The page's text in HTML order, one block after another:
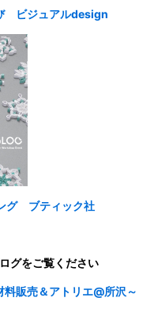
ビジュアルdesign
グ ブティック社
グをご覧ください
販売＆アトリエ@所沢～